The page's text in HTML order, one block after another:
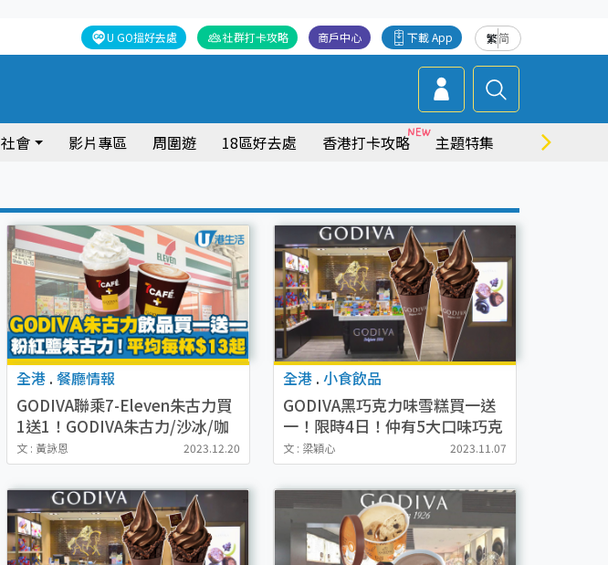
繁简
下載 App
商戶中心
社群打卡攻略
U GO搵好去處
社會 影片專區 周圍遊 18區好去處 香港打卡攻略 主題特集 商場情報
全港 . 餐廳情報
GODIVA聯乘7-Eleven朱古力買
1送1！GODIVA朱古力/沙冰/咖
啡$13起
文 : 黃詠恩 2023.12.20
全港 .小食飲品
GODIVA黑巧克力味雪糕買一送
一！限時4日！仲有5大口味巧克
力豆買一送一
文 : 梁穎心 2023.11.07